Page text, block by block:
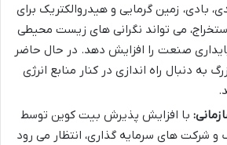
بادی، زمین گرمایی و هیدروالکتریک برای
می تواند نگرانی های زیست محیطی
صنعت را افزایش دهد. در حال حاضر
به دنبال راه اندازی در کنار منابع انرژی
با افزایش پذیرش بیت کوین توسط
و شرکت های سرمایه گذاری، انتظار می رود